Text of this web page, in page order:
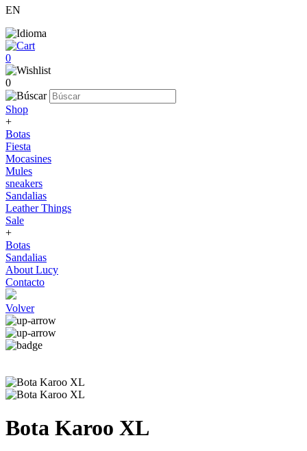
EN
0
0
Shop
+
Botas
Fiesta
Mocasines
Mules
sneakers
Sandalias
Leather Things
Sale
+
Botas
Sandalias
About Lucy
Contacto
Volver
Bota Karoo XL